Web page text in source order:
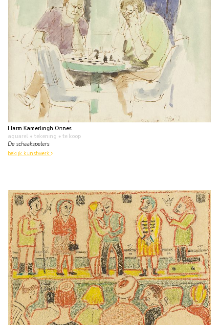
Harm Kamerlingh Onnes
aquarel • tekening • te koop
De schaakspelers
bekijk kunstwerk